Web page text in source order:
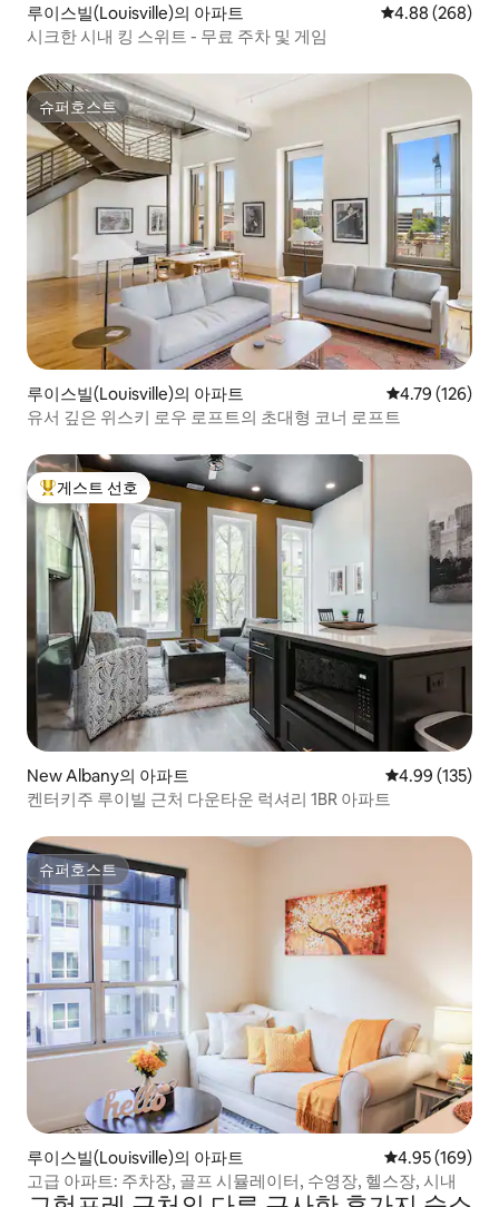
루이스빌(Louisville)의 아파트 평점 4.88점(5
4.88 (268)
시크한 시내 킹 스위트 - 무료 주차 및 게임
슈퍼호스트
슈퍼호스트
루이스빌(Louisville)의 아파트 평점 4.79점(5
4.79 (126)
유서 깊은 위스키 로우 로프트의 초대형 코너 로프트
상위 게스트 선호
게스트 선호
New Albany의 아파트 평점 4.99점(5
4.99 (135)
켄터키주 루이빌 근처 다운타운 럭셔리 1BR 아파트
슈퍼호스트
슈퍼호스트
루이스빌(Louisville)의 아파트 평점 4.95점(5
4.95 (169)
고급 아파트: 주차장, 골프 시뮬레이터, 수영장, 헬스장, 시내